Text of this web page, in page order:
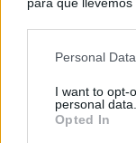
negar su
de su
rechazar tal
Personal
I want to opt-
personal data.
Opted In